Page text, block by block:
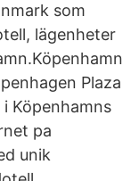
som
lägenheter
Plaza
Köpenhamns
pa
unik